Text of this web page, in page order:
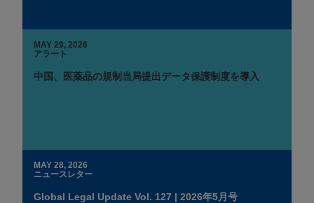
MAY 29, 2026
アラート
中国、医薬品の規制当局提出データ保護制度を導入
MAY 28, 2026
ニュースレター
Global Legal Update Vol. 127 | 2026年5月号